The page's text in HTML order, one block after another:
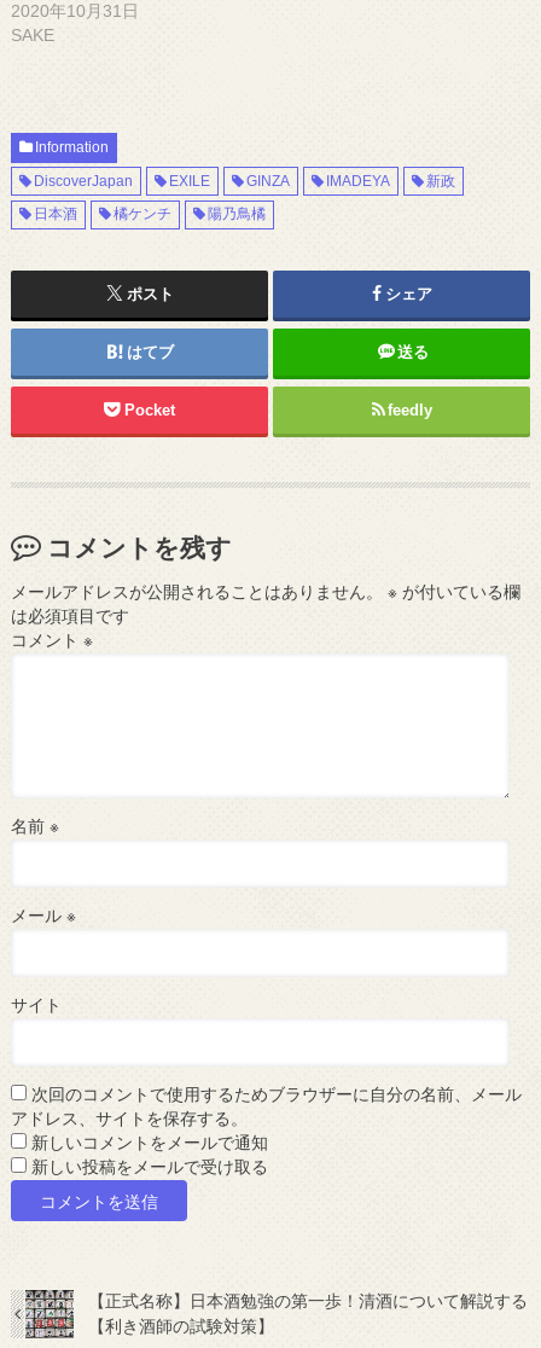
2020年10月31日
SAKE
Information
DiscoverJapan
EXILE GINZA IMADEYA
新政
日本酒
橘ケンチ 陽乃鳥橘
ポスト シェア
はてブ 送る
Pocket feedly
コメントを残す
メールアドレスが公開されることはありません。 ※が付いている欄
は必須項目です
コメント ※
名前 ※
メール ※
サイト
次回のコメントで使用するためブラウザーに自分の名前、メール
アドレス、サイトを保存する。
新しいコメントをメールで通知
新しい投稿をメールで受け取る
【正式名称】日本酒勉強の第一歩！清酒について解説する
【利き酒師の試験対策】